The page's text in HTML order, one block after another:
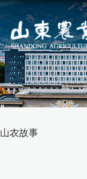
山农故事